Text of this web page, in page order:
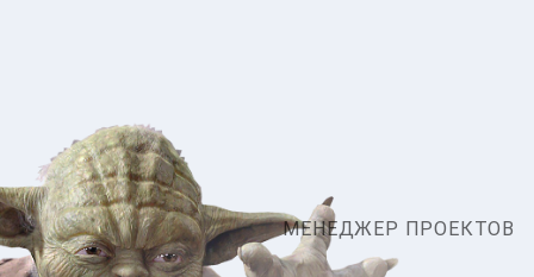
МЕНЕДЖЕР ПРОЕКТОВ